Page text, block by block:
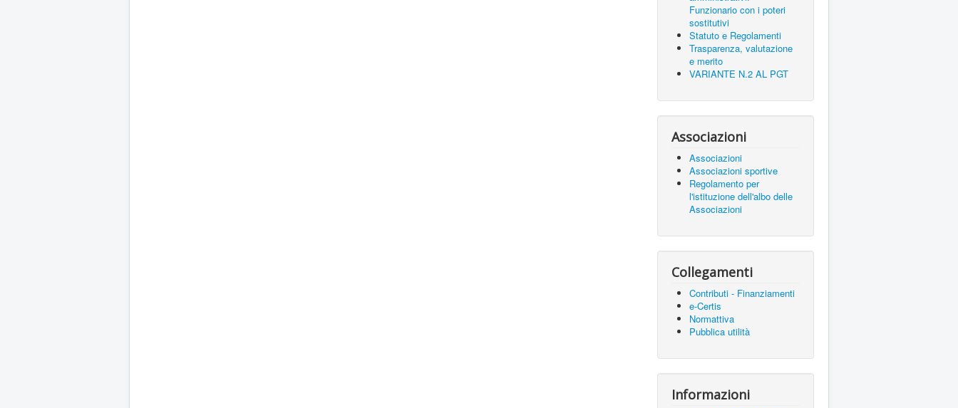
Funzionario con i poteri
sostitutivi
Statuto e Regolamenti
Trasparenza, valutazione
e merito
VARIANTE N.2 AL PGT
Associazioni
Associazioni
Associazioni sportive
Regolamento per
l'istituzione dell'albo delle
Associazioni
Collegamenti
Contributi - Finanziamenti
e-Certis
Normattiva
Pubblica utilità
Informazioni